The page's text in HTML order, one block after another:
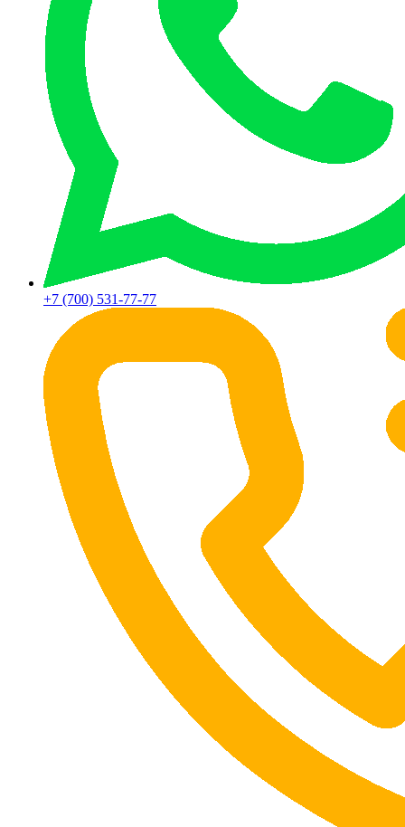
+7 (700) 531-77-77